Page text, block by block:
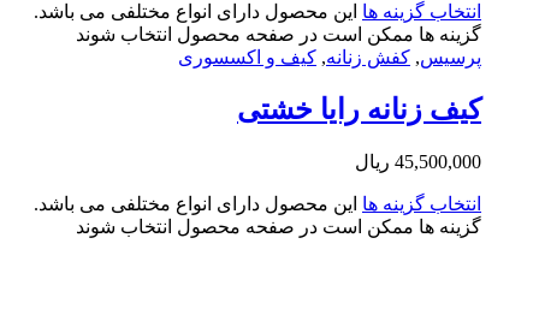
گزینه ها این محصول دارای انواع مختلفی می باشد.
ها ممکن است در صفحه محصول انتخاب شوند
کفش زنانه,کیف و اکسسوری
زنانه رایا خشتی
ریال
گزینه ها این محصول دارای انواع مختلفی می باشد.
ها ممکن است در صفحه محصول انتخاب شوند